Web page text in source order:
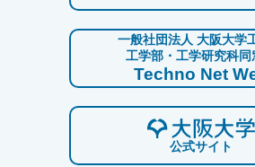
一般社団法人 大阪大学
工学部・工学研究科同
Techno Net
公式サイト